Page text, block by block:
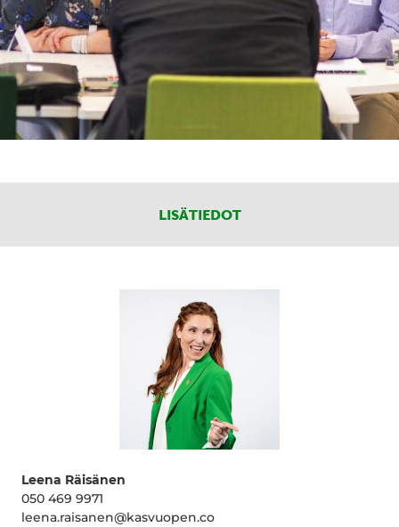
LISÄTIEDOT
Leena Räisänen
050 469 9971
leena.raisanen@kasvuopen.co